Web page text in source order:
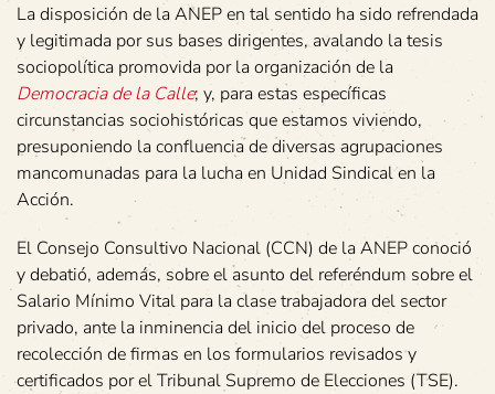
La disposición de la ANEP en tal sentido ha sido refrendada
y legitimada por sus bases dirigentes, avalando la tesis
sociopolítica promovida por la organización de la
Democracia de la Calle; y, para estas específicas
circunstancias sociohistóricas que estamos viviendo,
presuponiendo la confluencia de diversas agrupaciones
mancomunadas para la lucha en Unidad Sindical en la
Acción.
El Consejo Consultivo Nacional (CCN) de la ANEP conoció
y debatió, además, sobre el asunto del referéndum sobre el
Salario Mínimo Vital para la clase trabajadora del sector
privado, ante la inminencia del inicio del proceso de
recolección de firmas en los formularios revisados y
certificados por el Tribunal Supremo de Elecciones (TSE).